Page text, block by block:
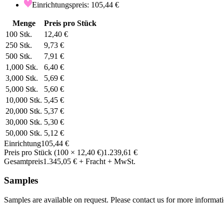
Einrichtungspreis: 105,44 €
Menge
Preis pro Stück
100 Stk.
12,40 €
250 Stk.
9,73 €
500 Stk.
7,91 €
1,000 Stk.
6,40 €
3,000 Stk.
5,69 €
5,000 Stk.
5,60 €
10,000 Stk. 5,45 €
20,000 Stk. 5,37 €
30,000 Stk. 5,30 €
50,000 Stk. 5,12 €
Einrichtung105,44 €
Preis pro Stück (100 × 12,40 €)1.239,61 €
Gesamtpreis1.345,05 € + Fracht + MwSt.
Samples
Samples are available on request. Please contact us for more